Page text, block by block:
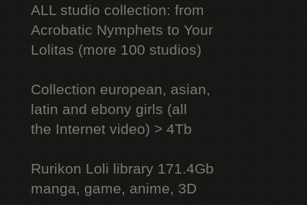
ALL studio collection: from
Acrobatic Nymрhеts to Your
Lоlitаs (more 100 studios)
Collection european, asian,
latin and ebony girls (all
the Internet video) > 4Tb
Rurikon Lоli library 171.4Gb
manga, game, anime, 3D